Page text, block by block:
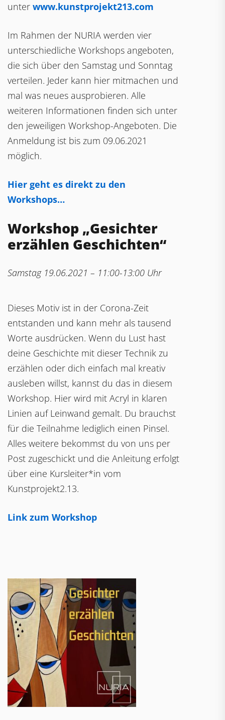
unter www.kunstprojekt213.com
Im Rahmen der NURIA werden vier
unterschiedliche Workshops angeboten,
die sich über den Samstag und Sonntag
verteilen. Jeder kann hier mitmachen und
mal was neues ausprobieren. Alle
weiteren Informationen finden sich unter
den jeweiligen Workshop-Angeboten. Die
Anmeldung ist bis zum 09.06.2021
möglich.
Hier geht es direkt zu den
Workshops…
Workshop „Gesichter
erzählen Geschichten“
Samstag 19.06.2021 – 11:00-13:00 Uhr
Dieses Motiv ist in der Corona-Zeit
entstanden und kann mehr als tausend
Worte ausdrücken. Wenn du Lust hast
deine Geschichte mit dieser Technik zu
erzählen oder dich einfach mal kreativ
ausleben willst, kannst du das in diesem
Workshop. Hier wird mit Acryl in klaren
Linien auf Leinwand gemalt. Du brauchst
für die Teilnahme lediglich einen Pinsel.
Alles weitere bekommst du von uns per
Post zugeschickt und die Anleitung erfolgt
über eine Kursleiter*in vom
Kunstprojekt2.13.
Link zum Workshop